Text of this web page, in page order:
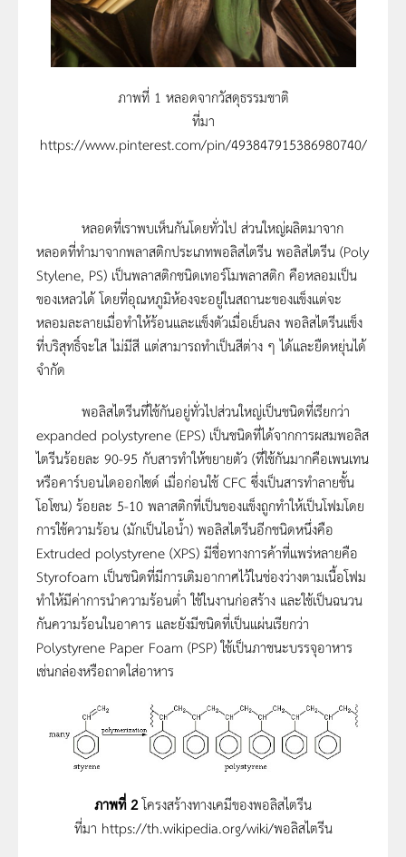
ภาพที่ 1 หลอดจากวัสดุธรรมชาติ
ที่มา
https://www.pinterest.com/pin/493847915386980740/
หลอดที่เราพบเห็นกันโดยทั่วไป ส่วนใหญ่ผลิตมาจาก
หลอดที่ทำมาจากพลาสติกประเภทพอลิสไตรีน พอลิสไตรีน (Poly
Stylene, PS) เป็นพลาสติกชนิดเทอร์โมพลาสติก คือหลอมเป็น
ของเหลวได้ โดยที่อุณหภูมิห้องจะอยู่ในสถานะของแข็งแต่จะ
หลอมละลายเมื่อทำให้ร้อนและแข็งตัวเมื่อเย็นลง พอลิสไตรีนแข็ง
ที่บริสุทธิ์จะใส ไม่มีสี แต่สามารถทำเป็นสีต่าง ๆ ได้และยืดหยุ่นได้
จำกัด
พอลิสไตรีนที่ใช้กันอยู่ทั่วไปส่วนใหญ่เป็นชนิดที่เรียกว่า
expanded polystyrene (EPS) เป็นชนิดที่ได้จากการผสมพอลิส
ไตรีนร้อยละ 90-95 กับสารทำให้ขยายตัว (ที่ใช้กันมากคือเพนเทน
หรือคาร์บอนไดออกไซด์ เมื่อก่อนใช้ CFC ซึ่งเป็นสารทำลายชั้น
โอโซน) ร้อยละ 5-10 พลาสติกที่เป็นของแข็งถูกทำให้เป็นโฟมโดย
การใช้ความร้อน (มักเป็นไอน้ำ) พอลิสไตรีนอีกชนิดหนึ่งคือ
Extruded polystyrene (XPS) มีชื่อทางการค้าที่แพร่หลายคือ
Styrofoam เป็นชนิดที่มีการเติมอากาศไว้ในช่องว่างตามเนื้อโฟม
ทำให้มีค่าการนำความร้อนต่ำ ใช้ในงานก่อสร้าง และใช้เป็นฉนวน
กันความร้อนในอาคาร และยังมีชนิดที่เป็นแผ่นเรียกว่า
Polystyrene Paper Foam (PSP) ใช้เป็นภาชนะบรรจุอาหาร
เช่นกล่องหรือถาดใส่อาหาร
ภาพที่ 2โครงสร้างทางเคมีของพอลิสไตรีน
ที่มา https://th.wikipedia.org/wiki/พอลิสไตรีน